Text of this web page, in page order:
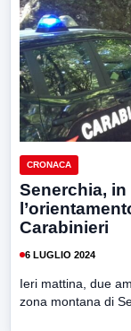
CRONACA
Senerchia,
Carabinieri
6 LUGLIO 2024
Ieri mattina, due
zona montana di